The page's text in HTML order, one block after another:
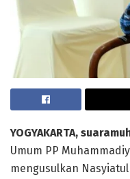
YOGYAKARTA,
Umum PP
mengusulkan